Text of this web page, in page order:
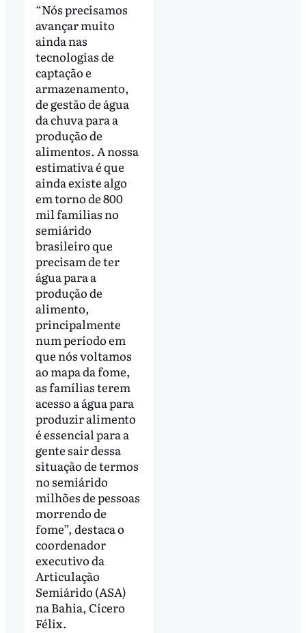
“Nós precisamos
avançar muito
ainda nas
tecnologias de
captação e
armazenamento,
de gestão de água
da chuva para a
produção de
alimentos. A nossa
estimativa é que
ainda existe algo
em torno de 800
mil famílias no
semiárido
brasileiro que
precisam de ter
água para a
produção de
alimento,
principalmente
num período em
que nós voltamos
ao mapa da fome,
as famílias terem
acesso a água para
produzir alimento
é essencial para a
gente sair dessa
situação de termos
no semiárido
milhões de pessoas
morrendo de
fome”, destaca o
coordenador
executivo da
Articulação
Semiárido (ASA)
na Bahia, Cícero
Félix.